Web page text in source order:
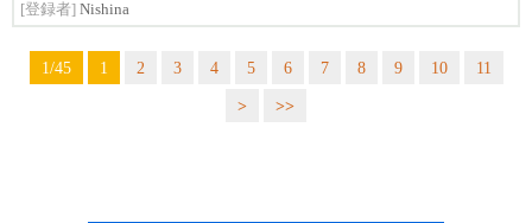
[登録者] Nishina
1/45 1 2 3 4 5 6 7 8 9 10
11
>
>>